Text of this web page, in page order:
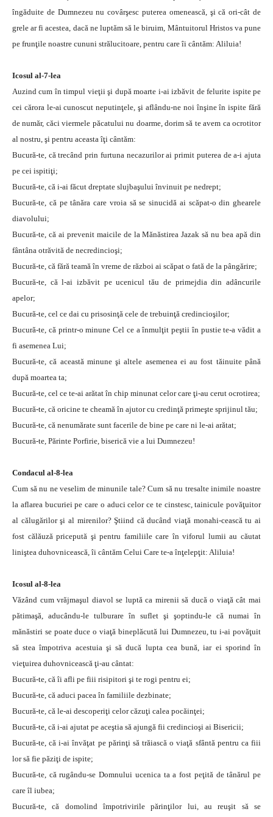
îngăduite de Dumnezeu nu covârşesc puterea omenească, şi că ori-cât de
grele ar fi acestea, dacă ne luptăm să le biruim, Mântuitorul Hristos va pune
pe frunţile noastre cununi strălucitoare, pentru care îi cântăm: Aliluia!
Icosul al-7-lea
Auzind cum în timpul vieţii şi după moarte i-ai izbăvit de felurite ispite pe
cei cărora le-ai cunoscut neputinţele, şi aflându-ne noi înşine în ispite fără
de număr, căci viermele păcatului nu doarme, dorim să te avem ca ocrotitor
al nostru, şi pentru aceasta îţi cântăm:
Bucură-te, că trecând prin furtuna necazurilor ai primit puterea de a-i ajuta
pe cei ispitiţi;
Bucură-te, că i-ai făcut dreptate slujbaşului învinuit pe nedrept;
Bucură-te, că pe tânăra care vroia să se sinucidă ai scăpat-o din ghearele
diavolului;
Bucură-te, că ai prevenit maicile de la Mănăstirea Jazak să nu bea apă din
fântâna otrăvită de necredincioşi;
Bucură-te, că fără teamă în vreme de război ai scăpat o fată de la pângărire;
Bucură-te, că l-ai izbăvit pe ucenicul tău de primejdia din adâncurile
apelor;
Bucură-te, cel ce dai cu prisosinţă cele de trebuinţă credincioşilor;
Bucură-te, că printr-o minune Cel ce a înmulţit peştii în pustie te-a vădit a
fi asemenea Lui;
Bucură-te, că această minune şi altele asemenea ei au fost tăinuite până
după moartea ta;
Bucură-te, cel ce te-ai arătat în chip minunat celor care ţi-au cerut ocrotirea;
Bucură-te, că oricine te cheamă în ajutor cu credinţă primeşte sprijinul tău;
Bucură-te, că nenumărate sunt facerile de bine pe care ni le-ai arătat;
Bucură-te, Părinte Porfirie, biserică vie a lui Dumnezeu!
Condacul al-8-lea
Cum să nu ne veselim de minunile tale? Cum să nu tresalte inimile noastre
la aflarea bucuriei pe care o aduci celor ce te cinstesc, tainicule povăţuitor
al călugărilor şi al mirenilor? Ştiind că ducând viaţă monahi-cească tu ai
fost călăuză pricepută şi pentru familiile care în viforul lumii au căutat
liniştea duhovnicească, îi cântăm Celui Care te-a înţelepţit: Aliluia!
Icosul al-8-lea
Văzând cum vrăjmaşul diavol se luptă ca mirenii să ducă o viaţă cât mai
pătimaşă, aducându-le tulburare în suflet şi şoptindu-le că numai în
mănăstiri se poate duce o viaţă bineplăcută lui Dumnezeu, tu i-ai povăţuit
să stea împotriva acestuia şi să ducă lupta cea bună, iar ei sporind în
vieţuirea duhovnicească ţi-au cântat:
Bucură-te, că îi afli pe fiii risipitori şi te rogi pentru ei;
Bucură-te, că aduci pacea în familiile dezbinate;
Bucură-te, că le-ai descoperiţi celor căzuţi calea pocăinţei;
Bucură-te, că i-ai ajutat pe aceştia să ajungă fii credincioşi ai Bisericii;
Bucură-te, că i-ai învăţat pe părinţi să trăiască o viaţă sfântă pentru ca fiii
lor să fie păziţi de ispite;
Bucură-te, că rugându-se Domnului ucenica ta a fost peţită de tânărul pe
care îl iubea;
Bucură-te, că domolind împotrivirile părinţilor lui, au reuşit să se